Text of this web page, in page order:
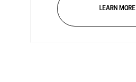
                        LEARN MORE